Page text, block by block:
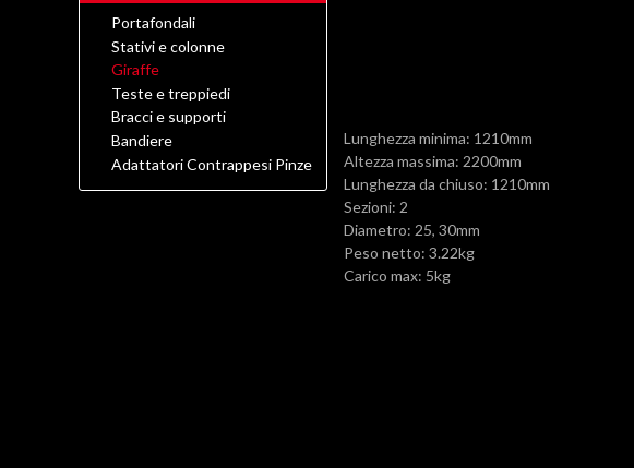
Lunghezza minima: 1210mm
Altezza massima: 2200mm
Lunghezza da chiuso: 1210mm
Sezioni: 2
Diametro: 25, 30mm
Peso netto: 3.22kg
Carico max: 5kg
Portafondali
Stativi e colonne
Giraffe
Teste e treppiedi
Bracci e supporti
Bandiere
Adattatori Contrappesi Pinze